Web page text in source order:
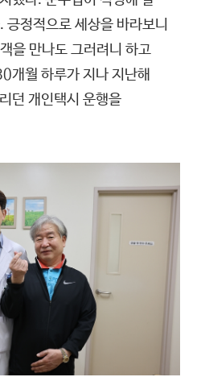
긍정적으로 세상을 바라보니
을 만나도 그러려니 하고
개월 하루가 지나 지난해
던 개인택시 운행을